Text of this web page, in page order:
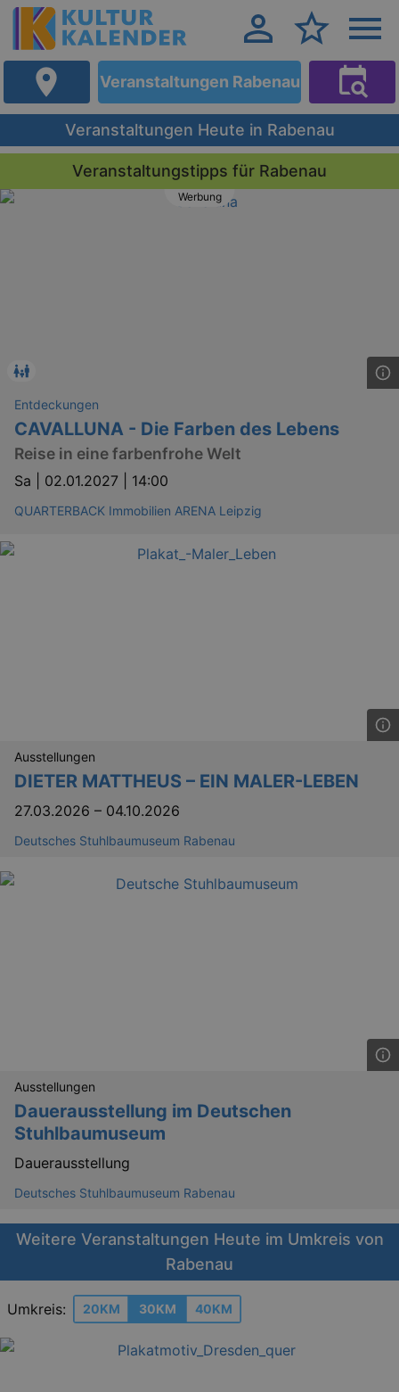
Veranstaltungen Rabenau
Veranstaltungen Heute in Rabenau
Veranstaltungstipps für Rabenau
Werbung
Entdeckungen
CAVALLUNA - Die Farben des Lebens
Reise in eine farbenfrohe Welt
Sa | 02.01.2027 | 14:00
QUARTERBACK Immobilien ARENA Leipzig
Ausstellungen
DIETER MATTHEUS – EIN MALER-LEBEN
27.03.2026 – 04.10.2026
Deutsches Stuhlbaumuseum Rabenau
Ausstellungen
Dauerausstellung im Deutschen
Stuhlbaumuseum
Dauerausstellung
Deutsches Stuhlbaumuseum Rabenau
Weitere Veranstaltungen Heute im Umkreis von
Rabenau
Umkreis: 20KM 30KM 40KM